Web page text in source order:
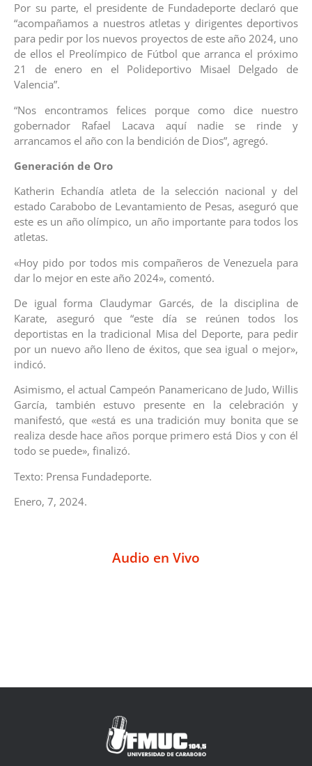
Por su parte, el presidente de Fundadeporte declaró que
“acompañamos a nuestros atletas y dirigentes deportivos
para pedir por los nuevos proyectos de este año 2024, uno
de ellos el Preolímpico de Fútbol que arranca el próximo
21 de enero en el Polideportivo Misael Delgado de
Valencia”.
“Nos encontramos felices porque como dice nuestro
gobernador Rafael Lacava aquí nadie se rinde y
arrancamos el año con la bendición de Dios”, agregó.
Generación de Oro
Katherin Echandía atleta de la selección nacional y del
estado Carabobo de Levantamiento de Pesas, aseguró que
este es un año olímpico, un año importante para todos los
atletas.
«Hoy pido por todos mis compañeros de Venezuela para
dar lo mejor en este año 2024», comentó.
De igual forma Claudymar Garcés, de la disciplina de
Karate, aseguró que “este día se reúnen todos los
deportistas en la tradicional Misa del Deporte, para pedir
por un nuevo año lleno de éxitos, que sea igual o mejor»,
indicó.
Asimismo, el actual Campeón Panamericano de Judo, Willis
García, también estuvo presente en la celebración y
manifestó, que «está es una tradición muy bonita que se
realiza desde hace años porque primero está Dios y con él
todo se puede», finalizó.
Texto: Prensa Fundadeporte.
Enero, 7, 2024.
Audio en Vivo